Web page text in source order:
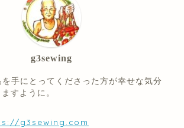
g3sewing
手にとってくださった方が幸せな気分
すように。
g3sewing.com